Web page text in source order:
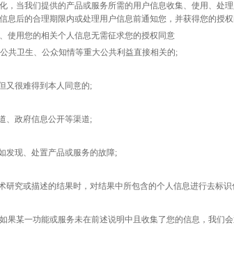
，当我们提供的产品或服务所需的用户信息收集、使用、
后的合理期限内或处理用户信息前通知您，并获得您的授权
使用您的相关个人信息无需征求您的授权同意
共卫生、公众知情等重大公共利益直接相关的;
又很难得到本人同意的;
、政府信息公开等渠道;
发现、处置产品或服务的故障;
究或描述的结果时，对结果中所包含的个人信息进行去标识
果某一功能或服务未在前述说明中且收集了您的信息，我